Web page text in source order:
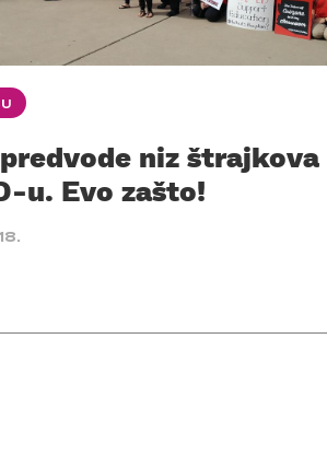
niz štrajkova
u. Evo zašto!